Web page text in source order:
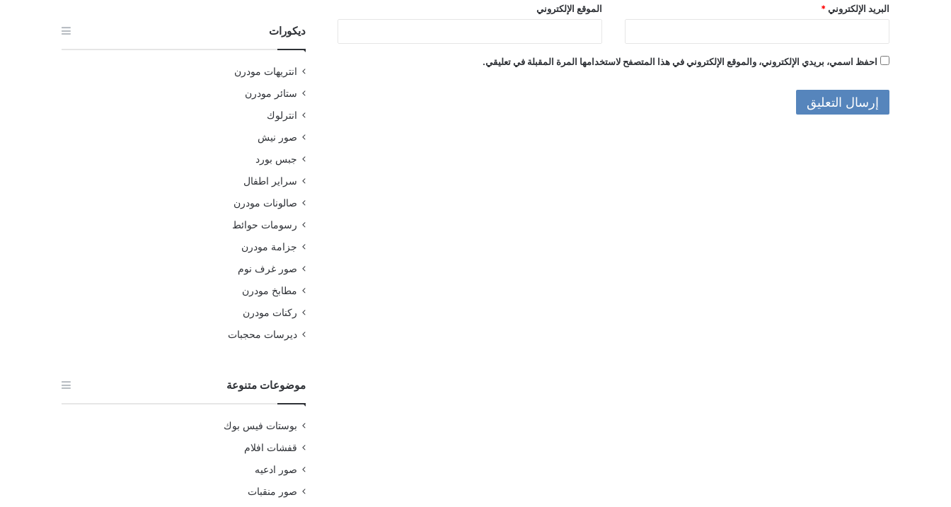
البريد الإلكتروني * الموقع الإلكتروني
احفظ اسمي، بريدي الإلكتروني، والموقع الإلكتروني في هذا المتصفح لاستخدامها المرة المقبلة في تعليقي.
ديكورات
انتريهات مودرن
ستائر مودرن
انترلوك
صور نيش
جبس بورد
سراير اطفال
صالونات مودرن
رسومات حوائط
جزامة مودرن
صور غرف نوم
مطابخ مودرن
ركنات مودرن
ديرسات محجبات
موضوعات متنوعة
بوستات فيس بوك
قفشات افلام
صور ادعيه
صور منقبات